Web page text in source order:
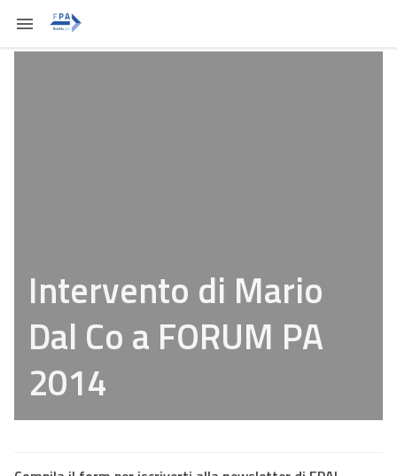
Intervento di Mario
Dal Co a FORUM PA
2014